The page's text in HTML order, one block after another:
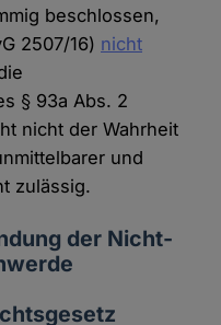
beschlossen,
2507/16) nicht
§ 93a Abs. 2
nicht der Wahrheit
und
zulässig.
der Nicht-